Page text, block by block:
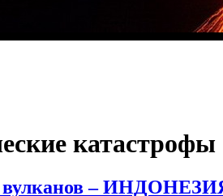
катастрофы
вулканов –